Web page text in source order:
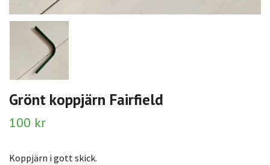
Grönt koppjärn Fairfield
100 kr
Koppjärn i gott skick.